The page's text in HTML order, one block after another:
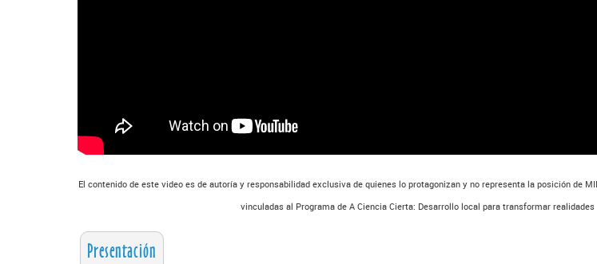
El contenido de este video es de autoría y responsabilidad exclusiva de quienes lo protagonizan y no representa la posición de
vinculadas al Programa de A Ciencia Cierta: Desarrollo local para transformar realidades
Presentación